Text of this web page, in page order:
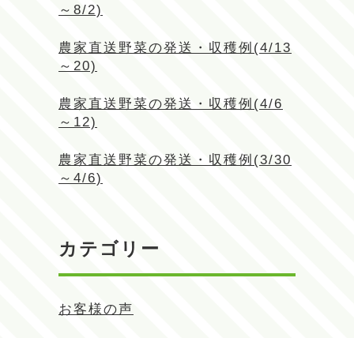
～8/2)
農家直送野菜の発送・収穫例(4/13
～20)
農家直送野菜の発送・収穫例(4/6
～12)
農家直送野菜の発送・収穫例(3/30
～4/6)
カテゴリー
お客様の声